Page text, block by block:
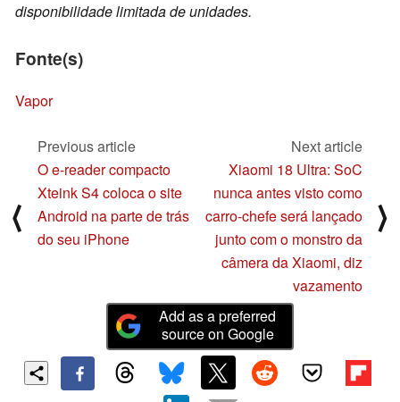
disponibilidade limitada de unidades.
Fonte(s)
Vapor
⟨
Previous article
O e-reader compacto
Xteink S4 coloca o site
Android na parte de trás
do seu iPhone
Next article
Xiaomi 18 Ultra: SoC
nunca antes visto como
carro-chefe será lançado
junto com o monstro da
câmera da Xiaomi, diz
vazamento
⟩
Add as a preferred
source on Google